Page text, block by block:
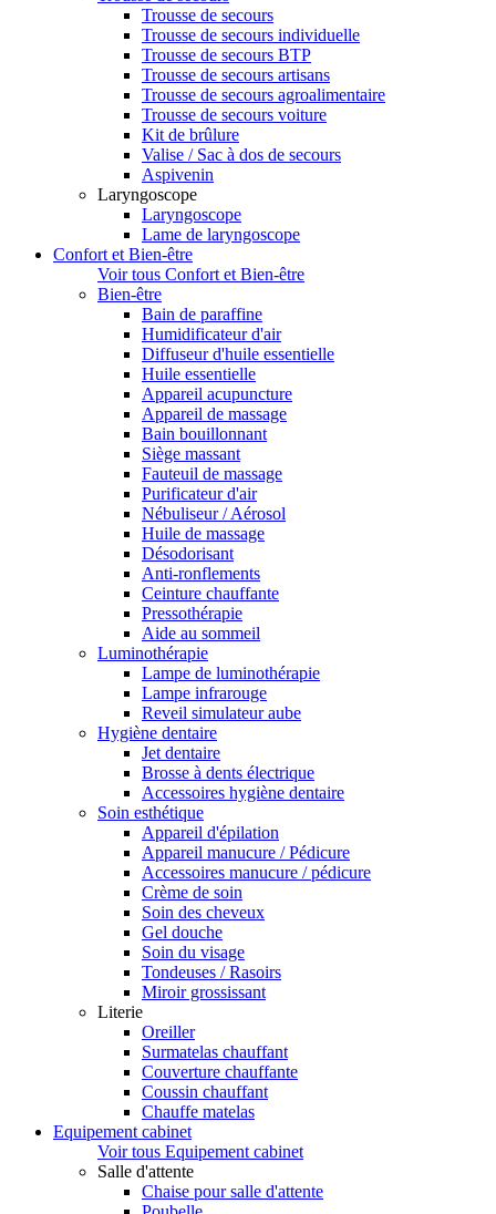
Trousse de secours
Trousse de secours individuelle
Trousse de secours BTP
Trousse de secours artisans
Trousse de secours agroalimentaire
Trousse de secours voiture
Kit de brûlure
Valise / Sac à dos de secours
Aspivenin
Laryngoscope
Laryngoscope
Lame de laryngoscope
Confort et Bien-être
Voir tous Confort et Bien-être
Bien-être
Bain de paraffine
Humidificateur d'air
Diffuseur d'huile essentielle
Huile essentielle
Appareil acupuncture
Appareil de massage
Bain bouillonnant
Siège massant
Fauteuil de massage
Purificateur d'air
Nébuliseur / Aérosol
Huile de massage
Désodorisant
Anti-ronflements
Ceinture chauffante
Pressothérapie
Aide au sommeil
Luminothérapie
Lampe de luminothérapie
Lampe infrarouge
Reveil simulateur aube
Hygiène dentaire
Jet dentaire
Brosse à dents électrique
Accessoires hygiène dentaire
Soin esthétique
Appareil d'épilation
Appareil manucure / Pédicure
Accessoires manucure / pédicure
Crème de soin
Soin des cheveux
Gel douche
Soin du visage
Tondeuses / Rasoirs
Miroir grossissant
Literie
Oreiller
Surmatelas chauffant
Couverture chauffante
Coussin chauffant
Chauffe matelas
Equipement cabinet
Voir tous Equipement cabinet
Salle d'attente
Chaise pour salle d'attente